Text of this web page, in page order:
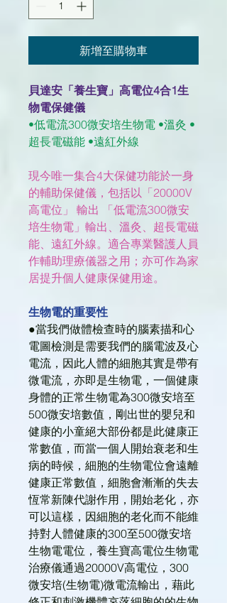
新增至購物車
貝達安「養生寶」高電位4合1生
物電保健儀
•低電流300微安培生物電 •溫灸 •
超長電磁能 •遠紅外線
現今唯一集合4大保健功能於一身
的輔助保健儀，包括以「20000V
高電位」 輸出 「低電流300微安
培生物電」輸出、溫灸、超長電磁
能、遠紅外線。適合專業醫護人員
作輔助理療儀器之用；亦可作為家
居提升個人健康保健用途。
生物電的重要性
●當我們做體檢查時的腦素描和心
電圖檢測是需要我們的腦電波及心
電流，因此人體的細胞其實是帶有
微電流，亦即是生物電，一個健康
身體的正常生物電為300微安培至
500微安培數值，剛出世的嬰兒和
健康的小童絕大部份都是此健康正
常數值，而當一個人開始衰老和生
病的時候，細胞的生物電位會遠離
健康正常數值，細胞會漸漸的失去
恆常新陳代謝作用，開始老化，亦
可以這樣，因細胞的老化而不能維
持對人體健康的300至500微安培
生物電電位，養生寶高電位生物電
治療儀通過20000V高電位，300
微安培(生物電)微電流輸出，藉此